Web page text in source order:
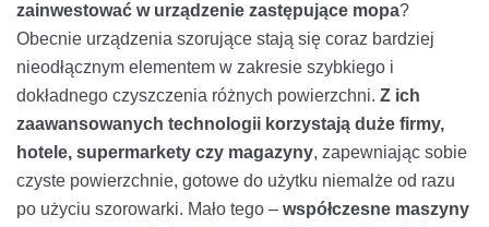
zainwestować w urządzenie zastępujące mopa?
Obecnie urządzenia szorujące stają się coraz bardziej
nieodłącznym elementem w zakresie szybkiego i
dokładnego czyszczenia różnych powierzchni. Z ich
zaawansowanych technologii korzystają duże firmy,
hotele, supermarkety czy magazyny, zapewniając sobie
czyste powierzchnie, gotowe do użytku niemalże od razu
po użyciu szorowarki. Mało tego – współczesne maszyny